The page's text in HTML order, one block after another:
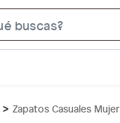
Zapatos Casuales Mujer